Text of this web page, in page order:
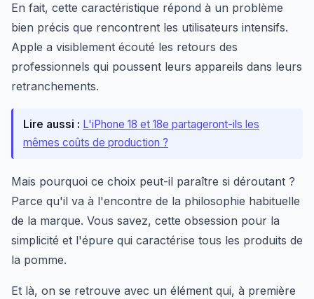
En fait, cette caractéristique répond à un problème
bien précis que rencontrent les utilisateurs intensifs.
Apple a visiblement écouté les retours des
professionnels qui poussent leurs appareils dans leurs
retranchements.
Lire aussi : L'iPhone 18 et 18e partageront-ils les
mêmes coûts de production ?
Mais pourquoi ce choix peut-il paraître si déroutant ?
Parce qu'il va à l'encontre de la philosophie habituelle
de la marque. Vous savez, cette obsession pour la
simplicité et l'épure qui caractérise tous les produits de
la pomme.
Et là, on se retrouve avec un élément qui, à première